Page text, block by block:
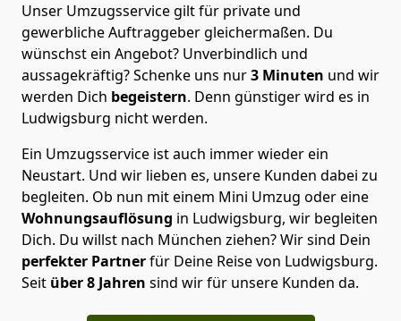
Unser Umzugsservice gilt für private und
gewerbliche Auftraggeber gleichermaßen. Du
wünschst ein Angebot? Unverbindlich und
aussagekräftig? Schenke uns nur3 Minuten und wir
werden Dich begeistern. Denn günstiger wird es in
Ludwigsburg nicht werden.
Ein Umzugsservice ist auch immer wieder ein
Neustart. Und wir lieben es, unsere Kunden dabei zu
begleiten. Ob nun mit einem Mini Umzug oder eine
Wohnungsauflösung in Ludwigsburg, wir begleiten
Dich. Du willst nach München ziehen? Wir sind Dein
perfekter Partnerfür Deine Reise von Ludwigsburg.
Seit über 8 Jahren sind wir für unsere Kunden da.